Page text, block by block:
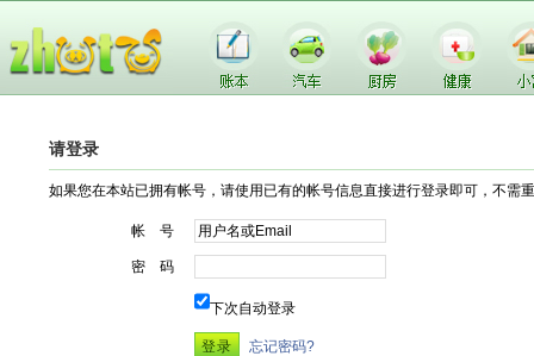
请登录
如果您在本站已拥有帐号，请使用已有的帐号信息直接进行登录即可，不需
帐 号
密 码
下次自动登录
忘记密码?